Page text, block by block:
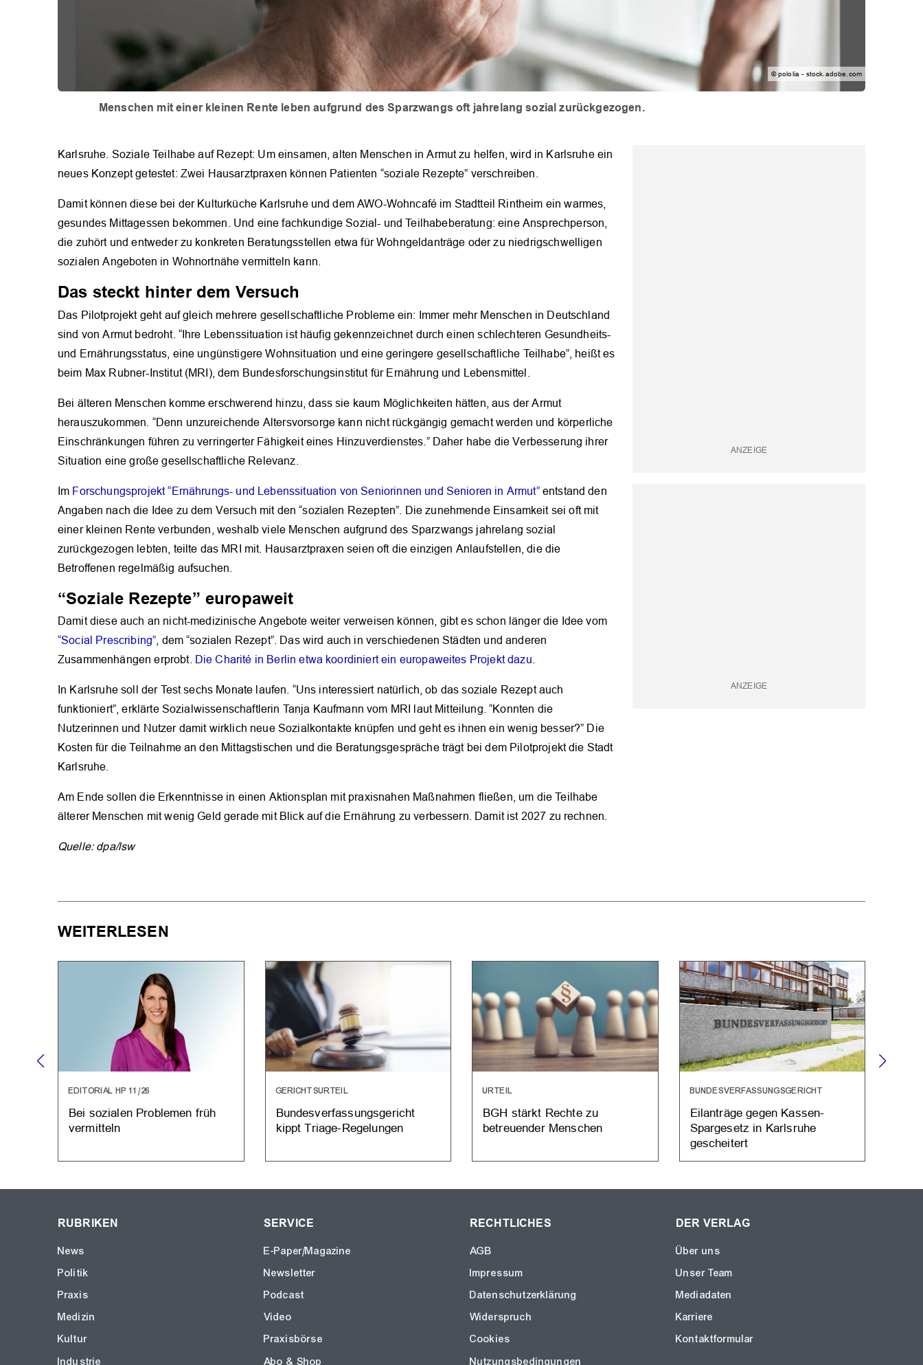
© pololia - stock.adobe.com
Menschen mit einer kleinen Rente leben aufgrund des Sparzwangs oft jahrelang sozial zurückgezogen.
Karlsruhe. Soziale Teilhabe auf Rezept: Um einsamen, alten Menschen in Armut zu helfen, wird in Karlsruhe ein
neues Konzept getestet: Zwei Hausarztpraxen können Patienten “soziale Rezepte” verschreiben.
Damit können diese bei der Kulturküche Karlsruhe und dem AWO-Wohncafé im Stadtteil Rintheim ein warmes,
gesundes Mittagessen bekommen. Und eine fachkundige Sozial- und Teilhabeberatung: eine Ansprechperson,
die zuhört und entweder zu konkreten Beratungsstellen etwa für Wohngeldanträge oder zu niedrigschwelligen
sozialen Angeboten in Wohnortnähe vermitteln kann.
Das steckt hinter dem Versuch
Das Pilotprojekt geht auf gleich mehrere gesellschaftliche Probleme ein: Immer mehr Menschen in Deutschland
sind von Armut bedroht. “Ihre Lebenssituation ist häufig gekennzeichnet durch einen schlechteren Gesundheits-
und Ernährungsstatus, eine ungünstigere Wohnsituation und eine geringere gesellschaftliche Teilhabe”, heißt es
beim Max Rubner-Institut (MRI), dem Bundesforschungsinstitut für Ernährung und Lebensmittel.
Bei älteren Menschen komme erschwerend hinzu, dass sie kaum Möglichkeiten hätten, aus der Armut
herauszukommen. “Denn unzureichende Altersvorsorge kann nicht rückgängig gemacht werden und körperliche
Einschränkungen führen zu verringerter Fähigkeit eines Hinzuverdienstes.” Daher habe die Verbesserung ihrer
Situation eine große gesellschaftliche Relevanz.
Im Forschungsprojekt “Ernährungs- und Lebenssituation von Seniorinnen und Senioren in Armut”entstand den
Angaben nach die Idee zu dem Versuch mit den “sozialen Rezepten”. Die zunehmende Einsamkeit sei oft mit
einer kleinen Rente verbunden, weshalb viele Menschen aufgrund des Sparzwangs jahrelang sozial
zurückgezogen lebten, teilte das MRI mit. Hausarztpraxen seien oft die einzigen Anlaufstellen, die die
Betroffenen regelmäßig aufsuchen.
“Soziale Rezepte” europaweit
Damit diese auch an nicht-medizinische Angebote weiter verweisen können, gibt es schon länger die Idee vom
“Social Prescribing” , dem “sozialen Rezept”. Das wird auch in verschiedenen Städten und anderen
Zusammenhängen erprobt. Die Charité in Berlin etwa koordiniert ein europaweites Projekt dazu
In Karlsruhe soll der Test sechs Monate laufen. “Uns interessiert natürlich, ob das soziale Rezept auch
funktioniert”, erklärte Sozialwissenschaftlerin Tanja Kaufmann vom MRI laut Mitteilung. “Konnten die
Nutzerinnen und Nutzer damit wirklich neue Sozialkontakte knüpfen und geht es ihnen ein wenig besser?” Die
Kosten für die Teilnahme an den Mittagstischen und die Beratungsgespräche trägt bei dem Pilotprojekt die Stadt
Karlsruhe.
Am Ende sollen die Erkenntnisse in einen Aktionsplan mit praxisnahen Maßnahmen fließen, um die Teilhabe
älterer Menschen mit wenig Geld gerade mit Blick auf die Ernährung zu verbessern. Damit ist 2027 zu rechnen.
Quelle: dpa/lsw
WEITERLESEN
EDITORIAL HP 11/26
Bei sozialen Problemen früh
vermitteln
GERICHTSURTEIL
Bundesverfassungsgericht
kippt Triage-Regelungen
URTEIL
BGH stärkt Rechte zu
betreuender Menschen
BUNDESVERFASSUNGSGERICHT
Eilanträge gegen Kassen-
Spargesetz in Karlsruhe
gescheitert
RUBRIKEN
News
Politik
Praxis
Medizin
Kultur
Industrie
SERVICE
E-Paper/Magazine
Newsletter
Podcast
Video
Praxisbörse
Abo & Shop
RECHTLICHES
AGB
Impressum
Datenschutzerklärung
Widerspruch
Cookies
Nutzungsbedingungen
DER VERLAG
Über uns
Unser Team
Mediadaten
Karriere
Kontaktformular